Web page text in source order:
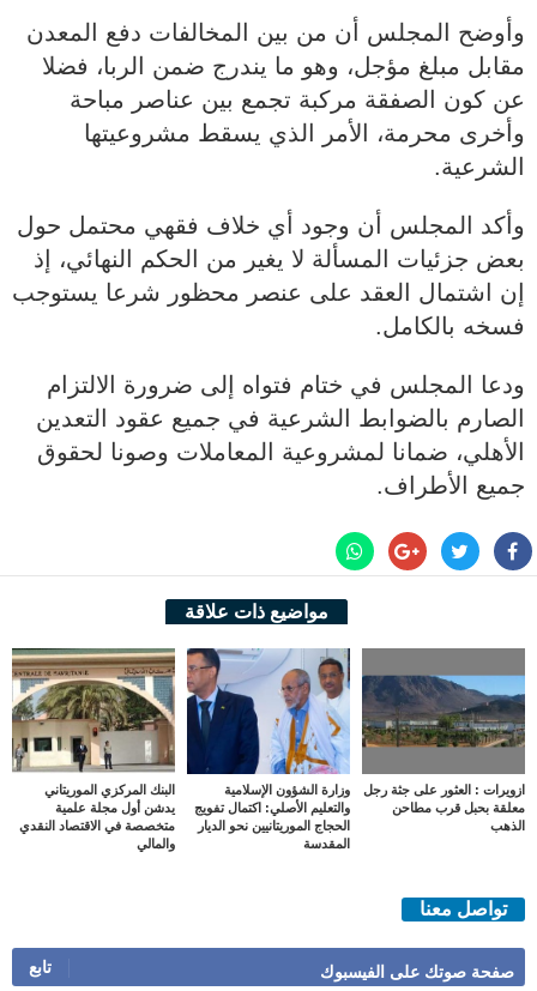
وأوضح المجلس أن من بين المخالفات دفع المعدن
مقابل مبلغ مؤجل، وهو ما يندرج ضمن الربا، فضلا
عن كون الصفقة مركبة تجمع بين عناصر مباحة
وأخرى محرمة، الأمر الذي يسقط مشروعيتها
الشرعية.
وأكد المجلس أن وجود أي خلاف فقهي محتمل حول
بعض جزئيات المسألة لا يغير من الحكم النهائي، إذ
إن اشتمال العقد على عنصر محظور شرعا يستوجب
فسخه بالكامل.
ودعا المجلس في ختام فتواه إلى ضرورة الالتزام
الصارم بالضوابط الشرعية في جميع عقود التعدين
الأهلي، ضمانا لمشروعية المعاملات وصونا لحقوق
جميع الأطراف.
مواضيع ذات علاقة
ازويرات : العثور على جثة رجل
معلقة بحبل قرب مطاحن
الذهب
وزارة الشؤون الإسلامية
والتعليم الأصلي: اكتمال تفويج
الحجاج الموريتانيين نحو الديار
المقدسة
البنك المركزي الموريتاني
يدشن أول مجلة علمية
متخصصة في الاقتصاد النقدي
والمالي
تواصل معنا
صفحة صوتك على الفيسبوك تابع